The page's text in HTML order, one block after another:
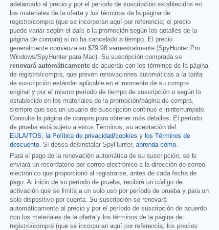
adelantado al precio y por el período de suscripción establecidos en
los materiales de la oferta y los términos de la página de
registro/compra (que se incorporan aquí por referencia; el precio
puede variar según el país o la promoción según los detalles de la
página de compra) si no ha cancelado a tiempo. El precio
generalmente comienza en $79.98 semestralmente (SpyHunter Pro
Windows/SpyHunter para Mac). Su suscripción comprada se
renovará automáticamente de acuerdo con los términos de la página
de registro/compra, que prevén renovaciones automáticas a la tarifa
de suscripción estándar aplicable en el momento de su compra
original y por el mismo período de tiempo de suscripción o según lo
establecido en los materiales de la promoción/página de compra,
siempre que sea un usuario de suscripción continuo e ininterrumpido.
Consulte la página de compra para obtener más detalles. El período
de prueba está sujeto a estos Términos, su aceptación del
EULA/TOS, la Política de privacidad/cookies y los Términos de
descuento. Si desea desinstalar SpyHunter, aprenda cómo.
Para el pago de la renovación automática de su suscripción, se le
enviará un recordatorio por correo electrónico a la dirección de correo
electrónico que proporcionó al registrarse, antes de cada fecha de
pago. Al inicio de su período de prueba, recibirá un código de
activación que se limita a un solo uso por período de prueba y para un
solo dispositivo por cuenta. Su suscripción se renovará
automáticamente al precio y por el período de suscripción de acuerdo
con los materiales de la oferta y los términos de la página de
registro/compra (que se incorporan aquí por referencia; los precios